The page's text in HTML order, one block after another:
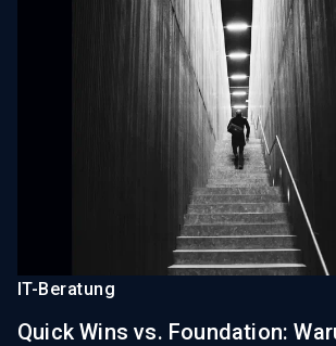
IT-Beratung
Quick Wins vs. Foundation: